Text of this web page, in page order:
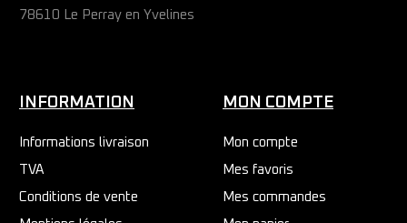
78610 Le Perray en Yvelines
INFORMATION
Informations livraison
TVA
Conditions de vente
MON COMPTE
Mon compte
Mes favoris
Mes commandes